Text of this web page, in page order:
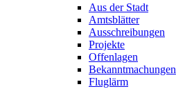
Aus der Stadt
Amtsblätter
Ausschreibungen
Projekte
Offenlagen
Bekanntmachungen
Fluglärm